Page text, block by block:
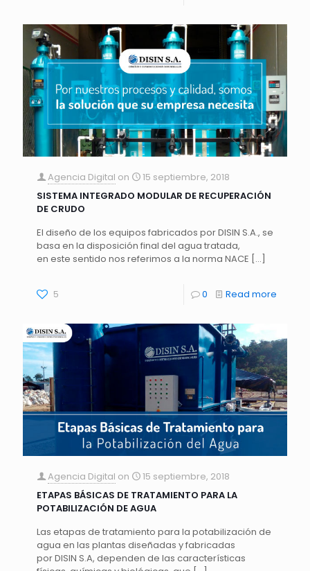
Agencia Digital on
15 septiembre, 2018
SISTEMA INTEGRADO MODULAR DE RECUPERACIÓN
DE CRUDO
El diseño de los equipos fabricados por DISIN S.A., se
basa en la disposición final del agua tratada,
en este sentido nos referimos a la norma NACE […]
5 0 Read more
Agencia Digital on
15 septiembre, 2018
ETAPAS BÁSICAS DE TRATAMIENTO PARA LA
POTABILIZACIÓN DE AGUA
Las etapas de tratamiento para la potabilización de
agua en las plantas diseñadas y fabricadas
por DISIN S.A, dependen de las características